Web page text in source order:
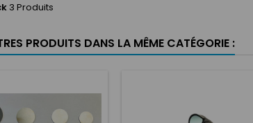
3 Produits
PRODUITS DANS LA MÊME CATÉGORIE :